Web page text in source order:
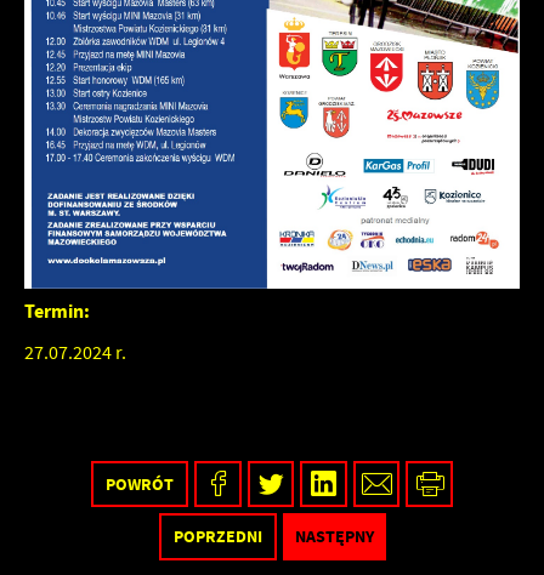
Termin:
27.07.2024 r.
POWRÓT
POPRZEDNI NASTĘPNY
firm będących naszymi partnerami oraz innych dostawców usług.
Firmy te działają w charakterze pośredników prezentujących nasze
treści w postaci wiadomości, ofert, komunikatów mediów
społecznościowych.